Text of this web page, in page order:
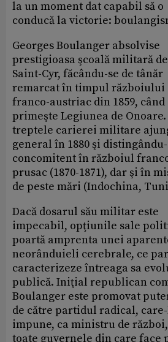
la un moment dat capabil să o
conducă la victorie:
Georges Boulanger absolvise
prestigioasa şcoală militară
Saint-Cyr, făcându-se de tânăr
remarcat în timpul războiului
franco-austriac din 1859, când
primeşte Legiunea de Onoare.
treptele carierei militare
general în 1880 şi
concomitent în războiul
prusac (1870-1871), dar şi în
de peste mări (Indochina,
Dacă dosarul său militar este
impecabil, opţiunile sale
poartă amprenta unei
neorânduieli cerebrale, ce
caracterizeze întreaga sa
publică. Iniţial republican
Boulanger este promovat
de către partidul radical,
impune, ca ministru de
toate guvernele din care face